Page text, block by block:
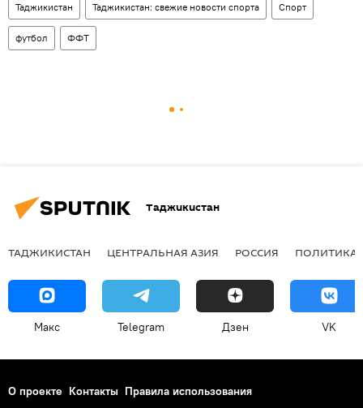
Таджикистан Таджикистан: свежие новости спорта Спорт
футбол ФФТ
Таджикистан
ТАДЖИКИСТАН ЦЕНТРАЛЬНАЯ АЗИЯ РОССИЯ ПОЛИТИКА
Макс Telegram Дзен VK
О проекте Контакты Правила использования